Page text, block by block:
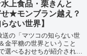
上食品・栗きんと
★モンブラン越え？
ない世界】
送の「マツコの知らない世
金平糖の世界ということ
選べるおせちが紹介されて